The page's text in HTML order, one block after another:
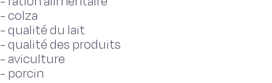
-colza
-qualité du lait
-qualité des produits
- aviculture
- porcin